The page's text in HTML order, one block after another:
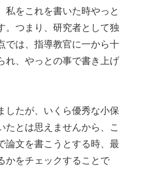
私をこれを書いた時やっと
。つまり、研究者として独
では、指導教官に一から十
れ、やっとの事で書き上げ
たが、いくら優秀な小保
たとは思えませんから、こ
論文を書こうとする時、最
かをチェックすることで